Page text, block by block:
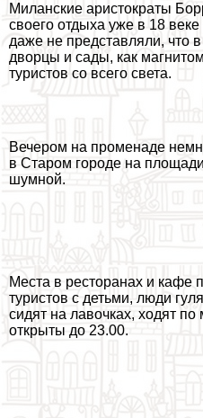
Миланские аристократы
своего отдыха уже в 18
даже не представляли, что
дворцы и сады, как
туристов со всего света.
Вечером на променаде
в Старом городе на
шумной.
Места в ресторанах и кафе
туристов с детьми, люди
сидят на лавочках, ходят
открыты до 23.00.